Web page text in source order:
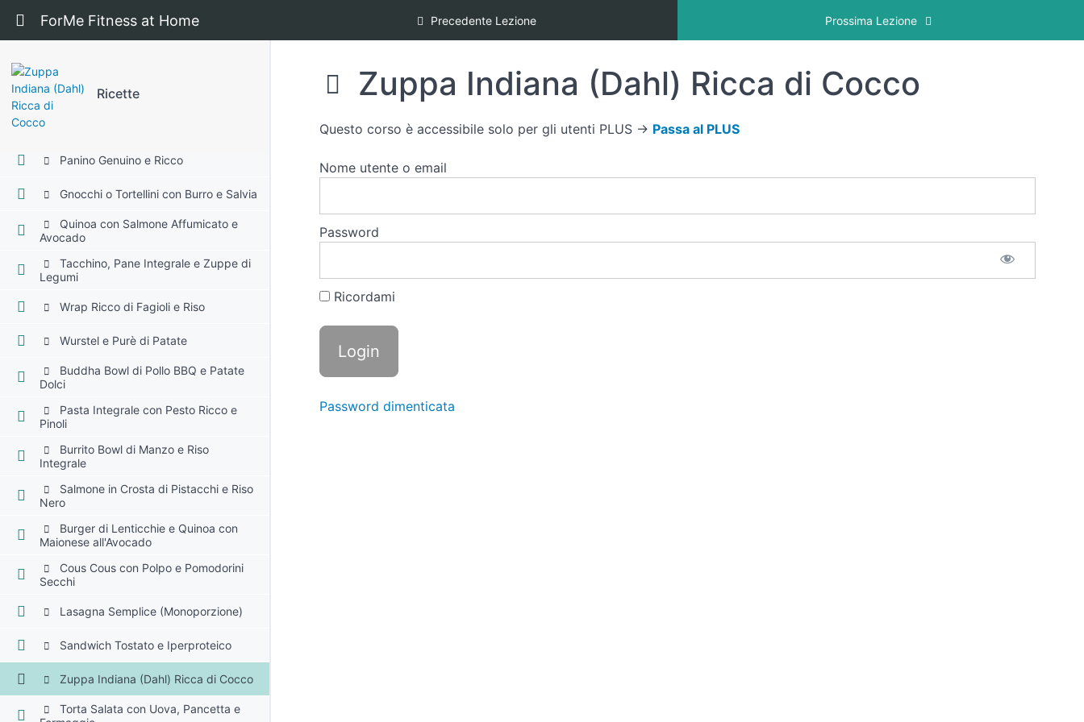
Ritorna a corso: Ricette
ForMe Fitness at Home Precedente Lezione Prossima Lezione
Ricette
Pasta Integrale con Ragù e Olio Extra
Insalata di Ceci e Tonno (Rafforzata)
Panino Genuino e Ricco
Gnocchi o Tortellini con Burro e Salvia
Quinoa con Salmone Affumicato e
Avocado
Tacchino, Pane Integrale e Zuppe di
Legumi
Wrap Ricco di Fagioli e Riso
Wurstel e Purè di Patate
Buddha Bowl di Pollo BBQ e Patate
Dolci
Pasta Integrale con Pesto Ricco e
Pinoli
Burrito Bowl di Manzo e Riso
Integrale
Salmone in Crosta di Pistacchi e Riso
Nero
Burger di Lenticchie e Quinoa con
Maionese all'Avocado
Cous Cous con Polpo e Pomodorini
Secchi
Lasagna Semplice (Monoporzione)
Sandwich Tostato e Iperproteico
Zuppa Indiana (Dahl) Ricca di Cocco
Torta Salata con Uova, Pancetta e
Zuppa Indiana (Dahl) Ricca di Cocco
Questo corso è accessibile solo per gli utenti PLUS → Passa al PLUS
Nome utente o email
Password
Ricordami
Password dimenticata